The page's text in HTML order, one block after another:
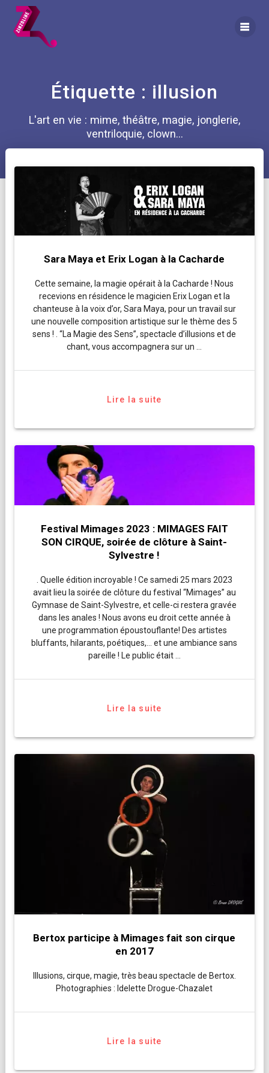
Étiquette : illusion
L'art en vie : mime, théâtre, magie, jonglerie,
ventriloquie, clown...
Sara Maya et Erix Logan à la Cacharde
Cette semaine, la magie opérait à la Cacharde ! Nous
recevions en résidence le magicien Erix Logan et la
chanteuse à la voix d’or, Sara Maya, pour un travail sur
une nouvelle composition artistique sur le thème des 5
sens ! . “La Magie des Sens”, spectacle d’illusions et de
chant, vous accompagnera sur un …
Lire la suite
Festival Mimages 2023 : MIMAGES FAIT
SON CIRQUE, soirée de clôture à Saint-
Sylvestre !
. Quelle édition incroyable ! Ce samedi 25 mars 2023
avait lieu la soirée de clôture du festival “Mimages” au
Gymnase de Saint-Sylvestre, et celle-ci restera gravée
dans les anales ! Nous avons eu droit cette année à
une programmation époustouflante! Des artistes
bluffants, hilarants, poétiques,… et une ambiance sans
pareille ! Le public était …
Lire la suite
Bertox participe à Mimages fait son cirque
en 2017
Illusions, cirque, magie, très beau spectacle de Bertox.
Photographies : Idelette Drogue-Chazalet
Lire la suite